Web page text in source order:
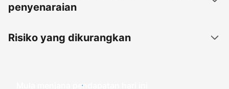
penyenaraian
Risiko yang dikurangkan
Mula menjana pendapatan hari ini